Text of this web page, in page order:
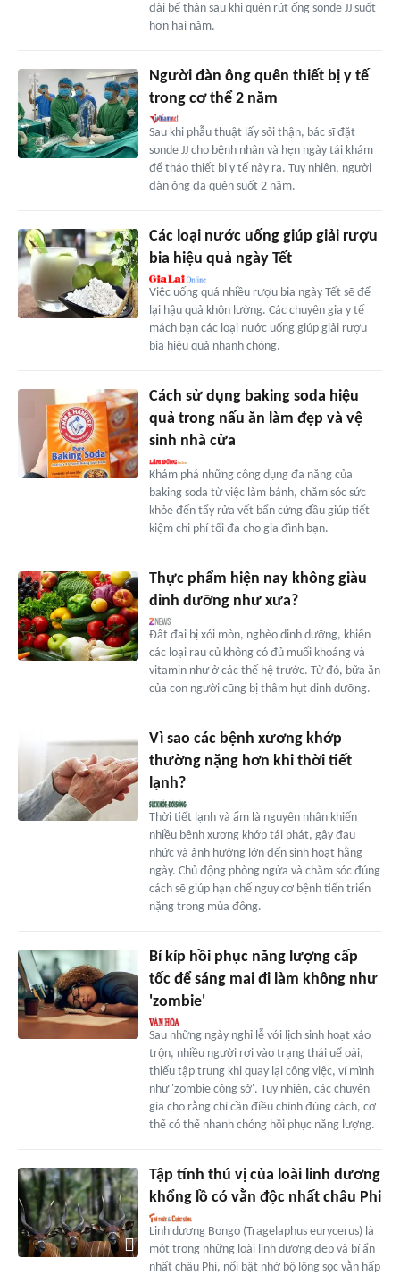
đài bể thận sau khi quên rút ống sonde JJ suốt
hơn hai năm.
Người đàn ông quên thiết bị y tế
trong cơ thể 2 năm
Sau khi phẫu thuật lấy sỏi thận, bác sĩ đặt
sonde JJ cho bệnh nhân và hẹn ngày tái khám
để tháo thiết bị y tế này ra. Tuy nhiên, người
đàn ông đã quên suốt 2 năm.
Các loại nước uống giúp giải rượu
bia hiệu quả ngày Tết
Việc uống quá nhiều rượu bia ngày Tết sẽ để
lại hậu quả khôn lường. Các chuyên gia y tế
mách bạn các loại nước uống giúp giải rượu
bia hiệu quả nhanh chóng.
Cách sử dụng baking soda hiệu
quả trong nấu ăn làm đẹp và vệ
sinh nhà cửa
Khám phá những công dụng đa năng của
baking soda từ việc làm bánh, chăm sóc sức
khỏe đến tẩy rửa vết bẩn cứng đầu giúp tiết
kiệm chi phí tối đa cho gia đình bạn.
Thực phẩm hiện nay không giàu
dinh dưỡng như xưa?
Đất đai bị xói mòn, nghèo dinh dưỡng, khiến
các loại rau củ không có đủ muối khoáng và
vitamin như ở các thế hệ trước. Từ đó, bữa ăn
của con người cũng bị thâm hụt dinh dưỡng.
Vì sao các bệnh xương khớp
thường nặng hơn khi thời tiết
lạnh?
Thời tiết lạnh và ẩm là nguyên nhân khiến
nhiều bệnh xương khớp tái phát, gây đau
nhức và ảnh hưởng lớn đến sinh hoạt hằng
ngày. Chủ động phòng ngừa và chăm sóc đúng
cách sẽ giúp hạn chế nguy cơ bệnh tiến triển
nặng trong mùa đông.
Bí kíp hồi phục năng lượng cấp
tốc để sáng mai đi làm không như
'zombie'
Sau những ngày nghỉ lễ với lịch sinh hoạt xáo
trộn, nhiều người rơi vào trạng thái uể oải,
thiếu tập trung khi quay lại công việc, ví mình
như 'zombie công sở'. Tuy nhiên, các chuyên
gia cho rằng chỉ cần điều chỉnh đúng cách, cơ
thể có thể nhanh chóng hồi phục năng lượng.
Tập tính thú vị của loài linh dương
khổng lồ có vằn độc nhất châu Phi
Linh dương Bongo (Tragelaphus eurycerus) là
một trong những loài linh dương đẹp và bí ẩn
nhất châu Phi, nổi bật nhờ bộ lông sọc vằn hấp